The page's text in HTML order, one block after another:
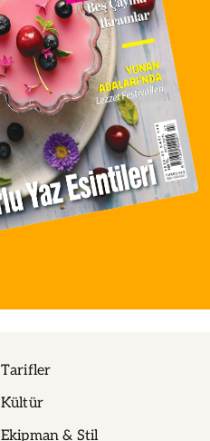
Tarifler
Kültür
Ekipman & Stil